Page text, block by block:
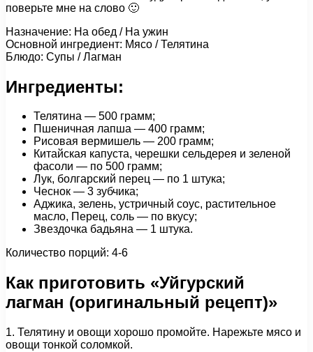
поверьте мне на слово 🙂
Назначение: На обед / На ужин
Основной ингредиент: Мясо / Телятина
Блюдо: Супы / Лагман
Ингредиенты:
Телятина — 500 грамм;
Пшеничная лапша — 400 грамм;
Рисовая вермишель — 200 грамм;
Китайская капуста, черешки сельдерея и зеленой
фасоли — по 500 грамм;
Лук, болгарский перец — по 1 штука;
Чеснок — 3 зубчика;
Аджика, зелень, устричный соус, растительное
масло, Перец, соль — по вкусу;
Звездочка бадьяна — 1 штука.
Количество порций: 4-6
Как приготовить «Уйгурский
лагман (оригинальный рецепт)»
1. Телятину и овощи хорошо промойте. Нарежьте мясо и
овощи тонкой соломкой.